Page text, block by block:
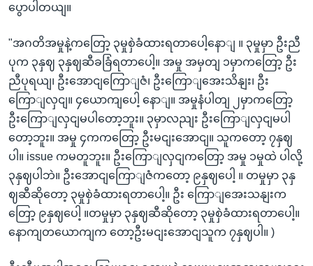
ပွောပါတယျ။
"အဂတိအမှုနဲ့ကတြော့ ၃မှုစှဲခံထားရတာပေါ့နောျ ။ ၃မှုမှာ ဦးညီ
ပုက ၃နှဈ ၃နှဈဆီခခြံရတာပေါ့။ အမှု အမှတျ ၁မှာကတြော့ ဦး
ညီပုရယျ၊ ဦးအောငျကြောျဇံ၊ ဦးကြောျအေးသိနျး၊ ဦး
ကြောျလှငျ။ ၄ယောကျပေါ့ နောျ။ အမှုနံပါတျ ၂မှာကတြော့
ဦးကြောျလှငျမပါတော့ဘူး။ ၃မှာလညျး ဦးကြောျလှငျမပါ
တော့ဘူး။ အမှု ၄ကကတြော့ ဦးမငျးအောငျ။ သူကတော့ ၇နှဈ
ပါ။ issue ကမတူဘူး။ ဦးကြောျလှငျကတြော့ အမှု ၁မှုထဲ ပါလို့
၃နှဈပါဘဲ။ ဦးအောငျကြောျဇံကတော့ ၉နှဈပေါ့ ။ တမှုမှာ ၃နှ
ဈဆီဆိုတော့ ၃မှုစှဲခံထားရတာပေါ့။ ဦး ကြောျအေးသနျးက
တြော့ ၉နှဈပေါ့ ။တမှုမှာ ၃နှဈဆီဆိုတော့ ၃မှုစှဲခံထားရတာပေါ့။
နောကျတယောကျက တော့ဦးမငျးအောငျသူက ၇နှဈပါ။ )